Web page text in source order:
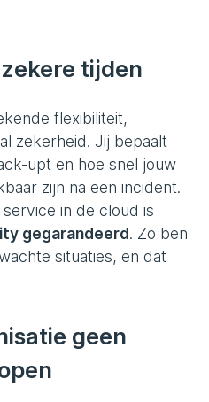
tijden
flexibiliteit,
zekerheid. Jij bepaalt
upt en hoe snel jouw
zijn na een incident.
in de cloud is
gegarandeerd. Zo ben
situaties, en dat
geen